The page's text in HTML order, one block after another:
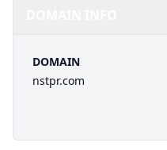
DOMAIN
nstpr.com